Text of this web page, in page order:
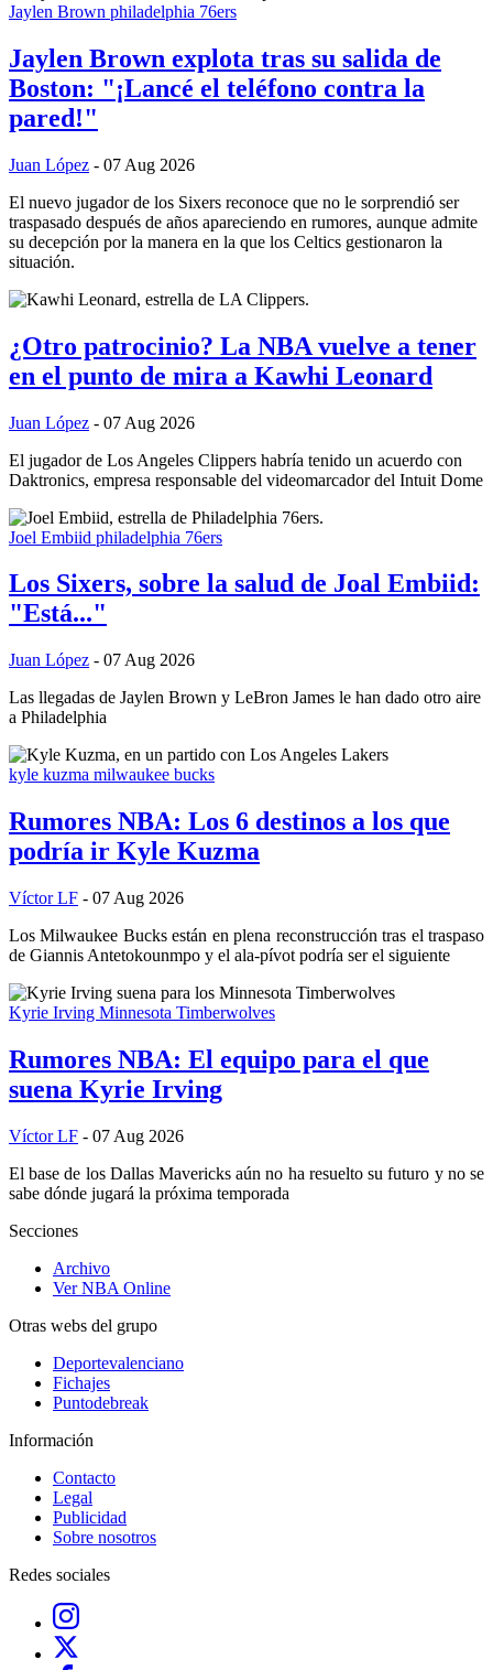
Jaylen Brown philadelphia 76ers
Jaylen Brown explota tras su salida de
Boston: "¡Lancé el teléfono contra la
pared!"
Juan López - 07 Aug 2026
El nuevo jugador de los Sixers reconoce que no le sorprendió ser
traspasado después de años apareciendo en rumores, aunque admite
su decepción por la manera en la que los Celtics gestionaron la
situación.
¿Otro patrocinio? La NBA vuelve a tener
en el punto de mira a Kawhi Leonard
Juan López - 07 Aug 2026
El jugador de Los Angeles Clippers habría tenido un acuerdo con
Daktronics, empresa responsable del videomarcador del Intuit Dome
Joel Embiid philadelphia 76ers
Los Sixers, sobre la salud de Joal Embiid:
"Está..."
Juan López - 07 Aug 2026
Las llegadas de Jaylen Brown y LeBron James le han dado otro aire
a Philadelphia
kyle kuzma milwaukee bucks
Rumores NBA: Los 6 destinos a los que
podría ir Kyle Kuzma
Víctor LF - 07 Aug 2026
Los Milwaukee Bucks están en plena reconstrucción tras el traspaso
de Giannis Antetokounmpo y el ala-pívot podría ser el siguiente
Kyrie Irving Minnesota Timberwolves
Rumores NBA: El equipo para el que
suena Kyrie Irving
Víctor LF - 07 Aug 2026
El base de los Dallas Mavericks aún no ha resuelto su futuro y no se
sabe dónde jugará la próxima temporada
Secciones
Archivo
Ver NBA Online
Otras webs del grupo
Deportevalenciano
Fichajes
Puntodebreak
Información
Contacto
Legal
Publicidad
Sobre nosotros
Redes sociales